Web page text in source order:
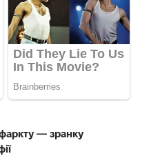
— зранку